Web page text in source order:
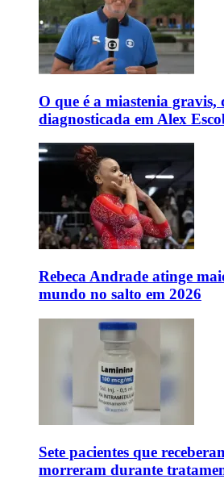
O que é a miastenia gravis,
diagnosticada em Alex
Rebeca Andrade atinge
mundo no salto em 2026
Sete pacientes que
morreram durante